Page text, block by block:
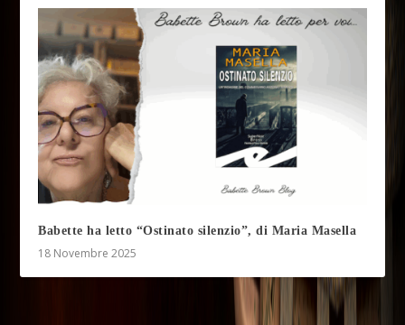
Babette ha letto “Ostinato silenzio”, di Maria Masella
18 Novembre 2025